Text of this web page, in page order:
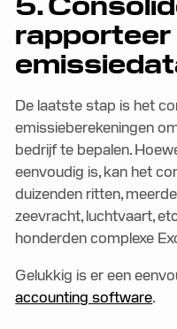
rapporteer
De laatste stap is het
emissieberekeningen
bedrijf te bepalen.
eenvoudig is, kan het
duizenden ritten,
zeevracht, luchtvaart,
honderden complexe
Gelukkig is er een
accounting software.